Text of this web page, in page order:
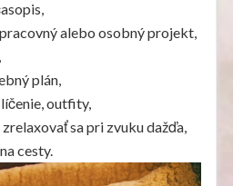
alebo osobný projekt,
plán,
outfity,
sa pri zvuku dažďa,
cesty.